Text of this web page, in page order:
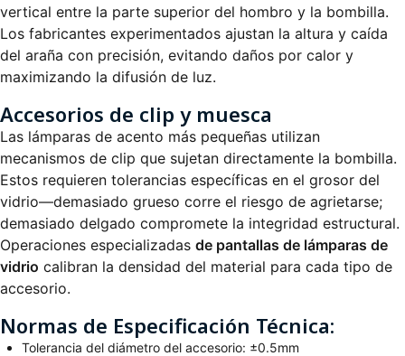
vertical entre la parte superior del hombro y la bombilla.
Los fabricantes experimentados ajustan la altura y caída
del araña con precisión, evitando daños por calor y
maximizando la difusión de luz.
Accesorios de clip y muesca
Las lámparas de acento más pequeñas utilizan
mecanismos de clip que sujetan directamente la bombilla.
Estos requieren tolerancias específicas en el grosor del
vidrio—demasiado grueso corre el riesgo de agrietarse;
demasiado delgado compromete la integridad estructural.
Operaciones especializadas de pantallas de lámparas de
vidrio calibran la densidad del material para cada tipo de
accesorio.
Normas de Especificación Técnica:
Tolerancia del diámetro del accesorio: ±0.5mm